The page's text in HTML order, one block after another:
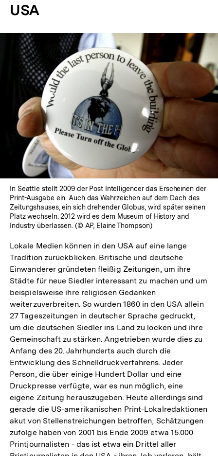
USA
In
Lightbox
öffnen
In Seattle stellt 2009 der Post Intelligencer das Erscheinen der
Print-Ausgabe ein. Auch das Wahrzeichen auf dem Dach des
Zeitungshauses, ein sich drehender Globus, wird später seinen
Platz wechseln: 2012 wird es dem Museum of History and
Industry überlassen. (© AP, Elaine Thompson)
Lokale Medien können in den USA auf eine lange
Tradition zurückblicken. Britische und deutsche
Einwanderer gründeten fleißig Zeitungen, um ihre
Städte für neue Siedler interessant zu machen und um
beispielsweise ihre religiösen Gedanken
weiterzuverbreiten. So wurden 1860 in den USA allein
27 Tageszeitungen in deutscher Sprache gedruckt,
um die deutschen Siedler ins Land zu locken und ihre
Gemeinschaft zu stärken. Angetrieben wurde dies zu
Anfang des 20. Jahrhunderts auch durch die
Entwicklung des Schnelldruckverfahrens. Jeder
Person, die über einige Hundert Dollar und eine
Druckpresse verfügte, war es nun möglich, eine
eigene Zeitung herauszugeben. Heute allerdings sind
gerade die US-amerikanischen Print-Lokalredaktionen
akut von Stellenstreichungen betroffen, Schätzungen
zufolge haben von 2001 bis Ende 2009 etwa 15.000
Printjournalisten - das ist etwa ein Drittel aller